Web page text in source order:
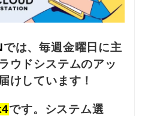
では、毎週金曜日に主
ウドシステムのアッ
けしています！
です。システム選